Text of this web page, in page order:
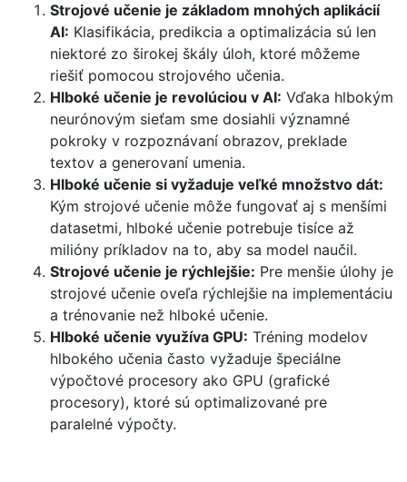
Strojové učenie je základom mnohých aplikácií
AI: Klasifikácia, predikcia a optimalizácia sú len
niektoré zo širokej škály úloh, ktoré môžeme
riešiť pomocou strojového učenia.
Hlboké učenie je revolúciou v AI: Vďaka hlbokým
neurónovým sieťam sme dosiahli významné
pokroky v rozpoznávaní obrazov, preklade
textov a generovaní umenia.
Hlboké učenie si vyžaduje veľké množstvo dát:
Kým strojové učenie môže fungovať aj s menšími
datasetmi, hlboké učenie potrebuje tisíce až
milióny príkladov na to, aby sa model naučil.
Strojové učenie je rýchlejšie: Pre menšie úlohy je
strojové učenie oveľa rýchlejšie na implementáciu
a trénovanie než hlboké učenie.
Hlboké učenie využíva GPU: Tréning modelov
hlbokého učenia často vyžaduje špeciálne
výpočtové procesory ako GPU (grafické
procesory), ktoré sú optimalizované pre
paralelné výpočty.